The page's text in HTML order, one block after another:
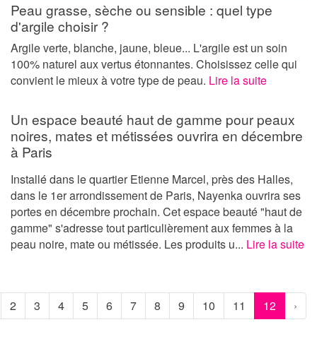
Peau grasse, sèche ou sensible : quel type
d'argile choisir ?
Argile verte, blanche, jaune, bleue... L'argile est un soin
100% naturel aux vertus étonnantes. Choisissez celle qui
convient le mieux à votre type de peau. Lire la suite
Un espace beauté haut de gamme pour peaux
noires, mates et métissées ouvrira en décembre
à Paris
Installé dans le quartier Etienne Marcel, près des Halles,
dans le 1er arrondissement de Paris, Nayenka ouvrira ses
portes en décembre prochain. Cet espace beauté "haut de
gamme" s'adresse tout particulièrement aux femmes à la
peau noire, mate ou métissée. Les produits u... Lire la suite
2 3 4 5 6 7 8 9 10 11 12 ›